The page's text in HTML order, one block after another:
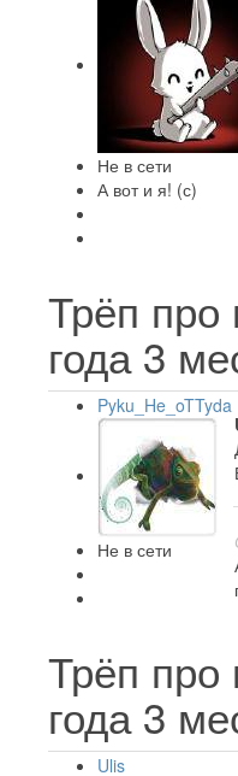
Не в сети
А вот и я! (с)
Трёп
года 3
Pyku_He_oTTyda
Не в сети
Трёп
года 3
Ulis